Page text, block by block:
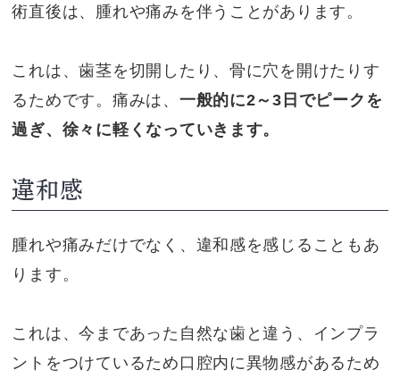
術直後は、腫れや痛みを伴うことがあります。
これは、歯茎を切開したり、骨に穴を開けたりす
るためです。痛みは、 一般的に2～3日でピークを
過ぎ、徐々に軽くなっていきます。
違和感
腫れや痛みだけでなく、違和感を感じることもあ
ります。
これは、今まであった自然な歯と違う、インプラ
ントをつけているため口腔内に異物感があるため